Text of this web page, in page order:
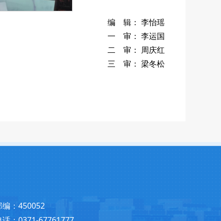
编 辑： 李怡瑶
一 审： 李运国
二 审： 周庆红
三 审： 梁冬松
编：450052